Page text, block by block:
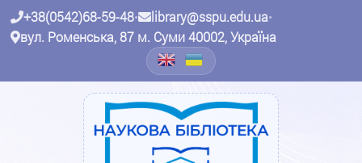
+38(0542)68-59-48• library@sspu.edu.ua•
вул. Роменська, 87 м. Суми 40002, Україна